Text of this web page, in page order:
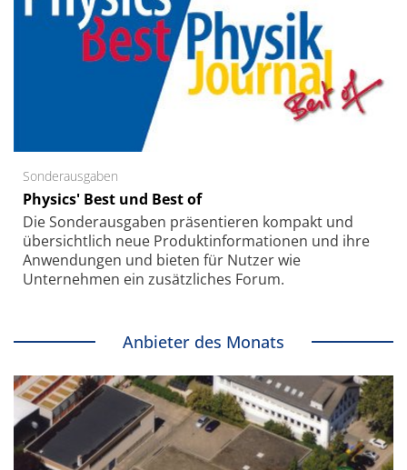
Sonderausgaben
Physics' Best und Best of
Die Sonder­ausgaben präsentieren kompakt und
übersichtlich neue Produkt­informationen und ihre
Anwendungen und bieten für Nutzer wie
Unternehmen ein zusätzliches Forum.
Anbieter des Monats